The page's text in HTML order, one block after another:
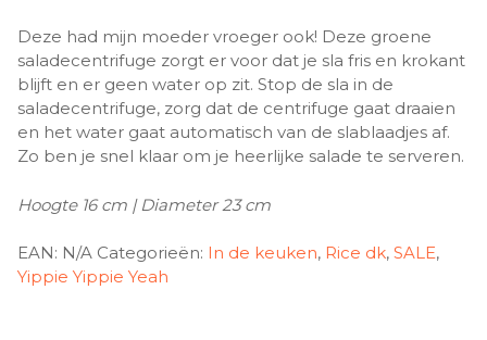
Deze had mijn moeder vroeger ook! Deze groene
saladecentrifuge zorgt er voor dat je sla fris en krokant
blijft en er geen water op zit. Stop de sla in de
saladecentrifuge, zorg dat de centrifuge gaat draaien
en het water gaat automatisch van de slablaadjes af.
Zo ben je snel klaar om je heerlijke salade te serveren.
Hoogte 16 cm | Diameter 23 cm
EAN: N/A Categorieën: In de keuken, Rice dk, SALE,
Yippie Yippie Yeah